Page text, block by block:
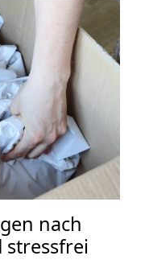
nach
stressfrei